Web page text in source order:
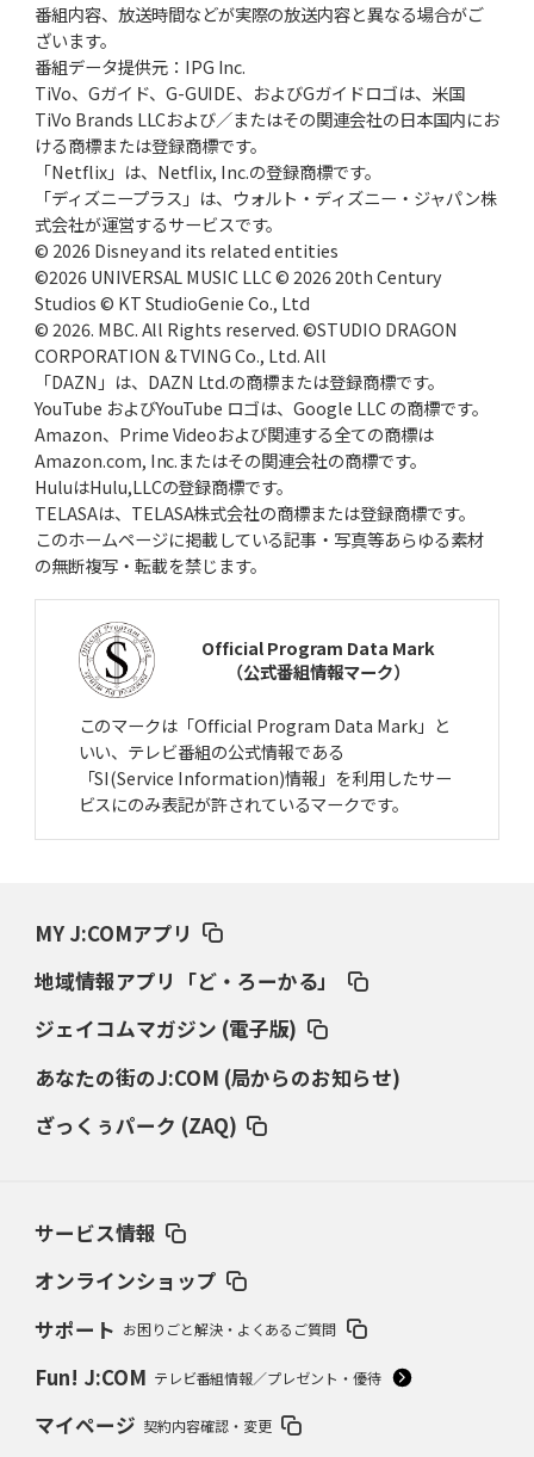
番組内容、放送時間などが実際の放送内容と異なる場合がご
ざいます。
番組データ提供元：IPG Inc.
TiVo、Gガイド、G-GUIDE、およびGガイドロゴは、米国
TiVo Brands LLCおよび／またはその関連会社の日本国内にお
ける商標または登録商標です。
「Netflix」は、Netflix, Inc.の登録商標です。
「ディズニープラス」は、ウォルト・ディズニー・ジャパン株
式会社が運営するサービスです。
© 2026 Disney and its related entities
©2026 UNIVERSAL MUSIC LLC © 2026 20th Century
Studios © KT StudioGenie Co., Ltd
© 2026. MBC. All Rights reserved. ©STUDIO DRAGON
CORPORATION & TVING Co., Ltd. All
「DAZN」は、DAZN Ltd.の商標または登録商標です。
YouTube およびYouTube ロゴは、Google LLC の商標です。
Amazon、Prime Videoおよび関連する全ての商標は
Amazon.com, Inc.またはその関連会社の商標です。
HuluはHulu,LLCの登録商標です。
TELASAは、TELASA株式会社の商標または登録商標です。
このホームページに掲載している記事・写真等あらゆる素材
の無断複写・転載を禁じます。
Official Program Data Mark
（公式番組情報マーク）
このマークは「Official Program Data Mark」と
いい、テレビ番組の公式情報である
「SI(Service Information)情報」を利用したサー
ビスにのみ表記が許されているマークです。
MY J:COMアプリ
地域情報アプリ「ど・ろーかる」
ジェイコムマガジン (電子版)
あなたの街のJ:COM (局からのお知らせ)
ざっくぅパーク (ZAQ)
サービス情報
オンラインショップ
サポート お困りごと解決・よくあるご質問
Fun! J:COM テレビ番組情報／プレゼント・優待
マイページ 契約内容確認・変更